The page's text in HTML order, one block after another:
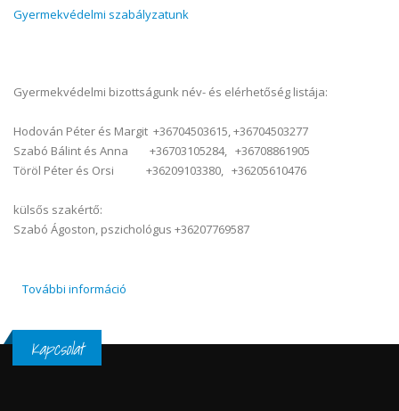
Gyermekvédelmi szabályzatunk
Gyermekvédelmi bizottságunk név- és elérhetőség listája:
Hodován Péter és Margit +36704503615, +36704503277
Szabó Bálint és Anna +36703105284, +36708861905
Töröl Péter és Orsi +36209103380, +36205610476
külsős szakértő:
Szabó Ágoston, pszichológus +36207769587
További információ
Kapcsolat